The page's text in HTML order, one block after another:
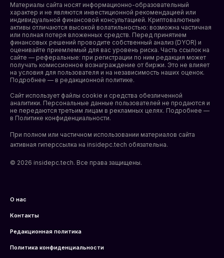
Материалы сайта носят информационно-образовательный
характер и не являются инвестиционной рекомендацией или
индивидуальной финансовой консультацией. Криптовалютные
активы отличаются высокой волатильностью: возможна частичная
или полная потеря вложенных средств. Перед принятием
финансовых решений проводите собственный анализ (DYOR) и
оценивайте приемлемый для вас уровень риска. Часть ссылок на
сайте — реферальные: при регистрации по ним редакция может
получать комиссионное вознаграждение от биржи. Это не влияет
на условия для пользователя и на независимость наших оценок.
Подробнее — в редакционной политике.
Сайт использует файлы cookie и средства обезличенной
аналитики. Персональные данные пользователей не продаются и
не передаются третьим лицам в рекламных целях. Подробнее —
в Политике конфиденциальности.
При полном или частичном использовании материалов сайта
активная гиперссылка на insidepc.tech обязательна.
© 2026 insidepc.tech. Все права защищены.
О нас
Контакты
Редакционная политика
Политика конфиденциальности